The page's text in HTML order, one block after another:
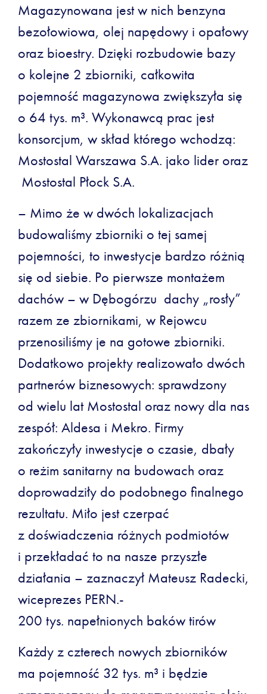
Magazynowana jest w nich benzyna
bezołowiowa, olej napędowy i opałowy
oraz bioestry. Dzięki rozbudowie bazy
o kolejne 2 zbiorniki, całkowita
pojemność magazynowa zwiększyła się
o 64 tys. m³. Wykonawcą prac jest
konsorcjum, w skład którego wchodzą:
Mostostal Warszawa S.A. jako lider oraz
Mostostal Płock S.A.
– Mimo że w dwóch lokalizacjach
budowaliśmy zbiorniki o tej samej
pojemności, to inwestycje bardzo różnią
się od siebie. Po pierwsze montażem
dachów – w Dębogórzu dachy „rosły”
razem ze zbiornikami, w Rejowcu
przenosiliśmy je na gotowe zbiorniki.
Dodatkowo projekty realizowało dwóch
partnerów biznesowych: sprawdzony
od wielu lat Mostostal oraz nowy dla nas
zespół: Aldesa i Mekro. Firmy
zakończyły inwestycje o czasie, dbały
o reżim sanitarny na budowach oraz
doprowadziły do podobnego finalnego
rezultatu. Miło jest czerpać
z doświadczenia różnych podmiotów
i przekładać to na nasze przyszłe
działania – zaznaczył Mateusz Radecki,
wiceprezes PERN.-
200 tys. napełnionych baków tirów
Każdy z czterech nowych zbiorników
ma pojemność 32 tys. m³ i będzie